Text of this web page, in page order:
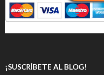
¡SUSCRÍBETE AL BLOG!